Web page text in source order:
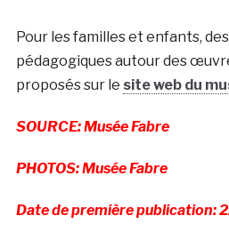
Pour les familles et enfants,
pédagogiques autour des
proposés sur le site web du
SOURCE: Musée Fabre
PHOTOS: Musée Fabre
Date de première publication: